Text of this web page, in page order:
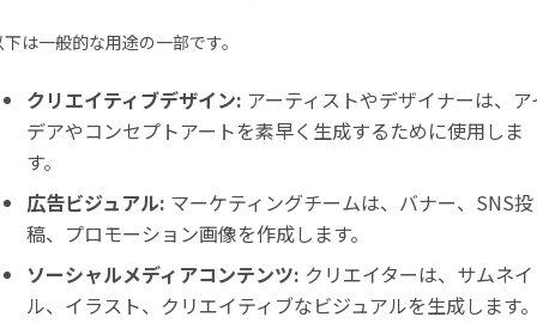
は一般的な用途の一部です。
クリエイティブデザイン: アーティストやデザイナーは、ア
デアやコンセプトアートを素早く生成するために使用しま
す。
広告ビジュアル: マーケティングチームは、バナー、SNS投
稿、プロモーション画像を作成します。
ソーシャルメディアコンテンツ: クリエイターは、サムネイ
ル、イラスト、クリエイティブなビジュアルを生成します